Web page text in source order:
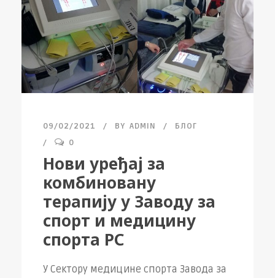
09/02/2021 BY ADMIN
БЛОГ
0
Нови уређај за
комбиновану
терапију у Заводу за
спорт и медицину
спорта РС
У Сектору медицине спорта Завода за